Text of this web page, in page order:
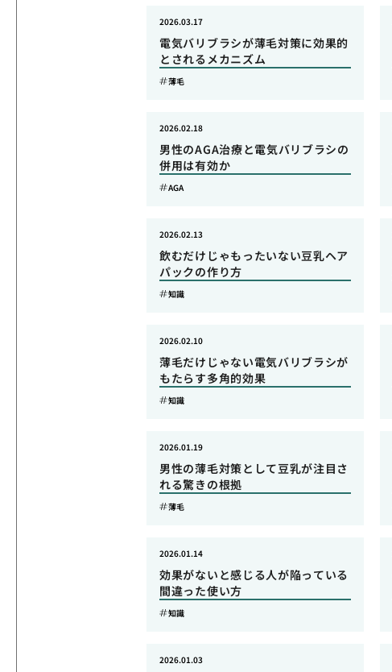
電気バリブラシが薄毛対策に効果的
とされるメカニズム
2026.03.17
薄毛
男性のAGA治療と電気バリブラシの
併用は有効か
2026.02.18
AGA
飲むだけじゃもったいない豆乳ヘア
パックの作り方
2026.02.13
知識
薄毛だけじゃない電気バリブラシが
もたらす多角的効果
2026.02.10
知識
男性の薄毛対策として豆乳が注目さ
れる驚きの根拠
2026.01.19
薄毛
効果がないと感じる人が陥っている
間違った使い方
2026.01.14
知識
2026.01.03